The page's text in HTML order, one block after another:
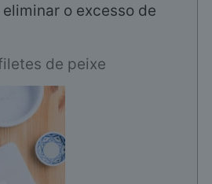
o excesso de
de peixe